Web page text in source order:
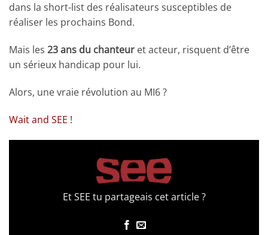
dans la short-list des réalisateurs susceptibles de
réaliser les prochains Bond.
Mais les 23 ans du chanteur et acteur, risquent d’être
un sérieux handicap pour lui.
Alors, une vraie révolution au MI6 ?
Wait and SEE !
Et SEE tu partageais cet article ?